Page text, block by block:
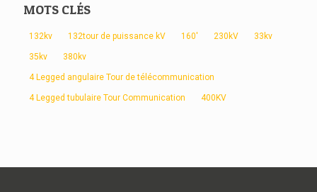
MOTS CLÉS
132kv 132tour de puissance kV 160' 230kV 33kv
35kv 380kv
4 Legged angulaire Tour de télécommunication
4 Legged tubulaire Tour Communication 400KV